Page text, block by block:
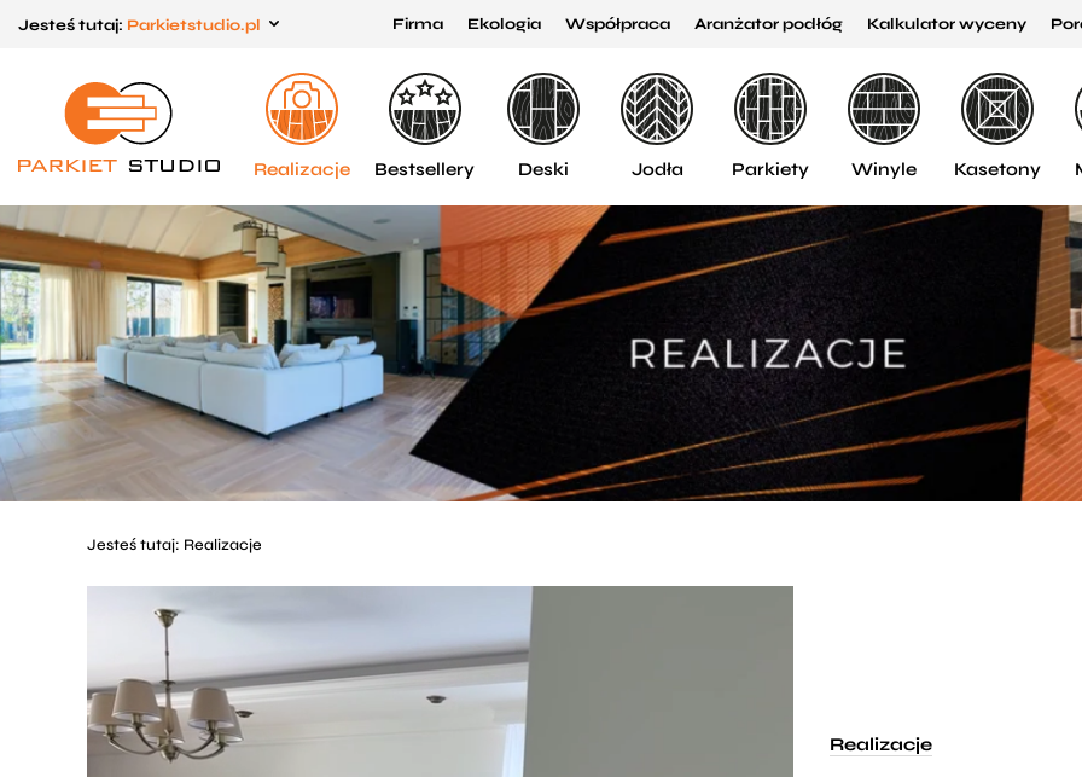
do menu
głównego
do
menu
w
stopce
Jesteś tutaj: Parkietstudio.pl Firma Ekologia Współpraca Aranżator podłóg Kalkulator wyceny
Realizacje Bestsellery Deski Jodła Parkiety Winyle Kasetony
Jesteś tutaj: Realizacje
Realizacje